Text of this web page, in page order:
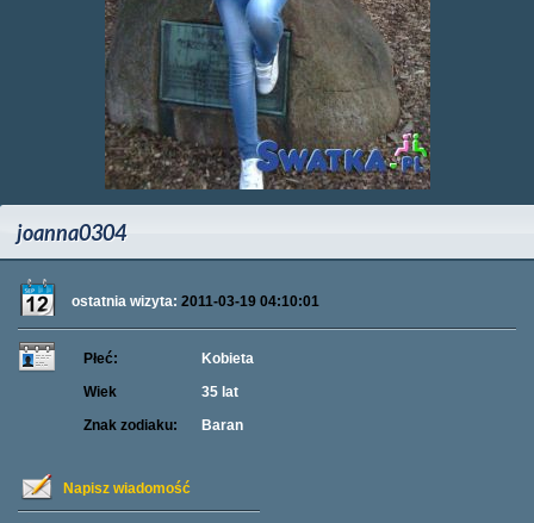
joanna0304
ostatnia wizyta: 2011-03-19 04:10:01
Napisz wiadomość
Płeć:
Kobieta
Wiek
35 lat
Znak zodiaku:
Baran